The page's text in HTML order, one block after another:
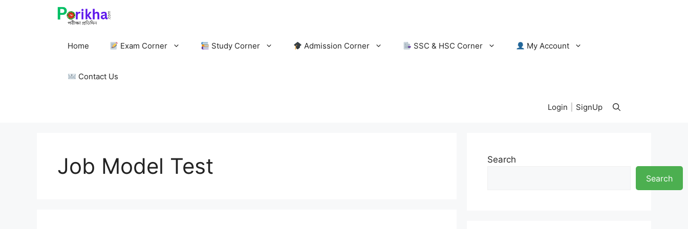
Home Exam Corner Study Corner Admission Corner SSC & HSC Corner My Account
Contact Us
Login SignUp
Job Model Test
Search
Search